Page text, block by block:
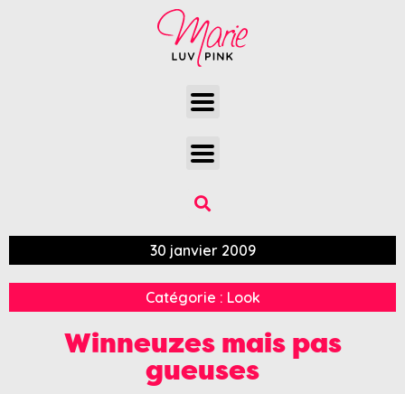
30 janvier 2009
Catégorie : Look
Winneuzes mais pas
gueuses